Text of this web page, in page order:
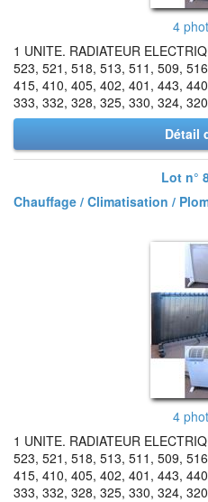
4
1 UNITE. RADIATEUR
523, 521, 518, 513, 511, 509,
415, 410, 405, 402, 401, 443,
333, 332, 328, 325, 330, 324,
Détail
Lot n°
Chauffage / Climatisation /
4
1 UNITE. RADIATEUR
523, 521, 518, 513, 511, 509,
415, 410, 405, 402, 401, 443,
333, 332, 328, 325, 330, 324,